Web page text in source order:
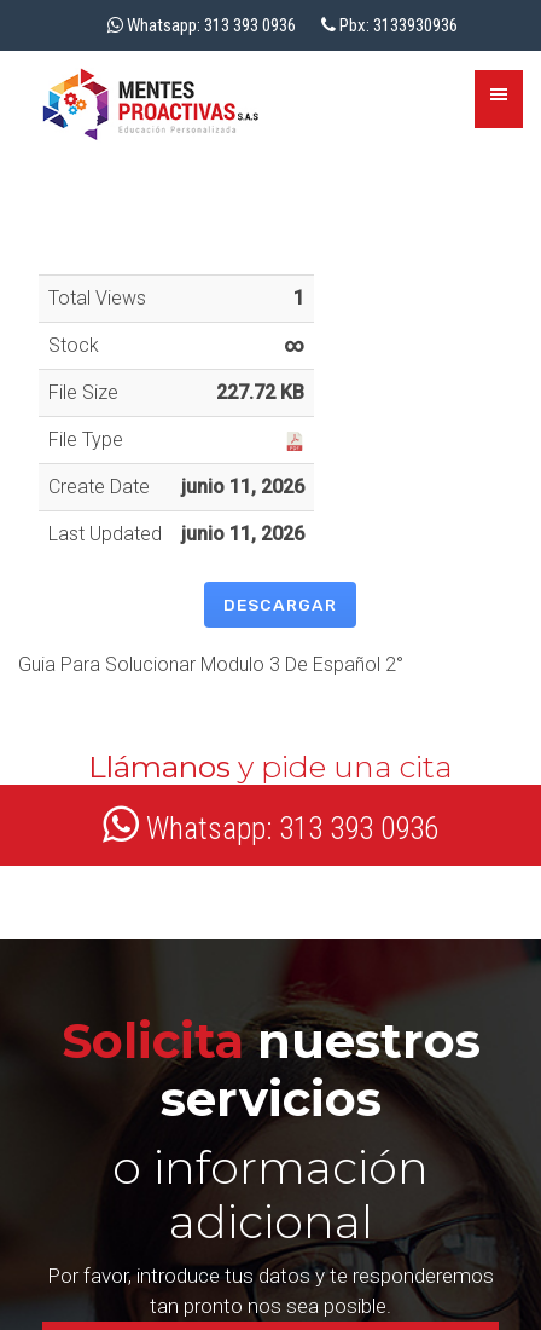
Whatsapp: 313 393 0936 Pbx: 3133930936
Total Views 1
Stock ∞
File Size 227.72 KB
File Type
Create Date junio 11, 2026
Last Updated junio 11, 2026
DESCARGAR
Guia Para Solucionar Modulo 3 De Español 2°
Llámanos y pide una cita
Whatsapp: 313 393 0936
Solicitanuestros
servicios
o información
adicional
Por favor, introduce tus datos y te responderemos
tan pronto nos sea posible.